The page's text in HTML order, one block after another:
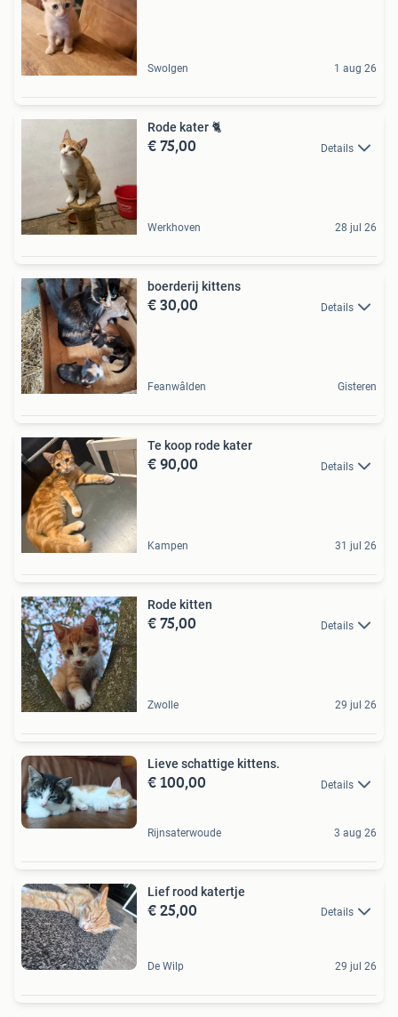
Swolgen 1 aug 26
Rode kater 🐈
€ 75,00 Details
Werkhoven 28 jul 26
boerderij kittens
€ 30,00 Details
Feanwâlden Gisteren
Te koop rode kater
€ 90,00 Details
Kampen 31 jul 26
Rode kitten
€ 75,00 Details
Zwolle 29 jul 26
Lieve schattige kittens.
€ 100,00 Details
Rijnsaterwoude 3 aug 26
Lief rood katertje
€ 25,00 Details
De Wilp 29 jul 26